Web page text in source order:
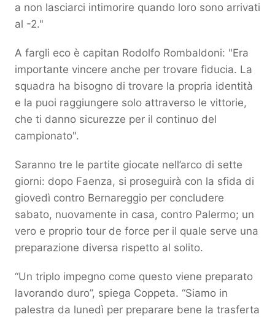
a non lasciarci intimorire quando loro sono arrivati
al -2."
A fargli eco è capitan Rodolfo Rombaldoni: "Era
importante vincere anche per trovare fiducia. La
squadra ha bisogno di trovare la propria identità
e la puoi raggiungere solo attraverso le vittorie,
che ti danno sicurezze per il continuo del
campionato".
Saranno tre le partite giocate nell’arco di sette
giorni: dopo Faenza, si proseguirà con la sfida di
giovedì contro Bernareggio per concludere
sabato, nuovamente in casa, contro Palermo; un
vero e proprio tour de force per il quale serve una
preparazione diversa rispetto al solito.
“Un triplo impegno come questo viene preparato
lavorando duro”, spiega Coppeta. “Siamo in
palestra da lunedì per preparare bene la trasferta